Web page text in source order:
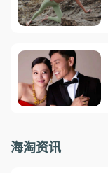
海淘资讯